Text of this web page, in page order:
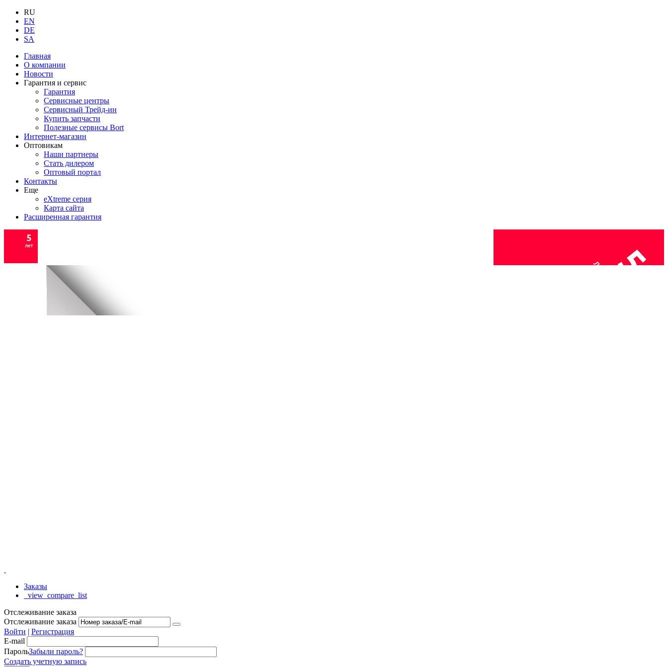
RU
EN
DE
SA
Главная
О компании
Новости
Гарантия и сервис
Гарантия
Сервисные центры
Сервисный Трейд-ин
Купить запчасти
Полезные сервисы Bort
Интернет-магазин
Оптовикам
Наши партнеры
Стать дилером
Оптовый портал
Контакты
Еще
eXtreme серия
Карта сайта
Расширенная гарантия
Заказы
_view_compare_list
Отслеживание заказа
Отслеживание заказа
Войти | Регистрация
E-mail
ПарольЗабыли пароль?
Создать учетную запись